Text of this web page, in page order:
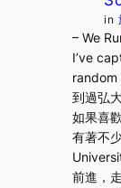
in
– We
I’ve
random
到過弘
如果喜
有著不
前進，